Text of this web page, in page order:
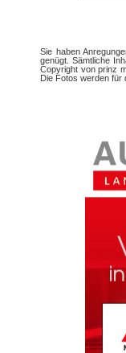
Sie haben
genügt. Sämtliche
Copyright von prinz
Die Fotos werden für